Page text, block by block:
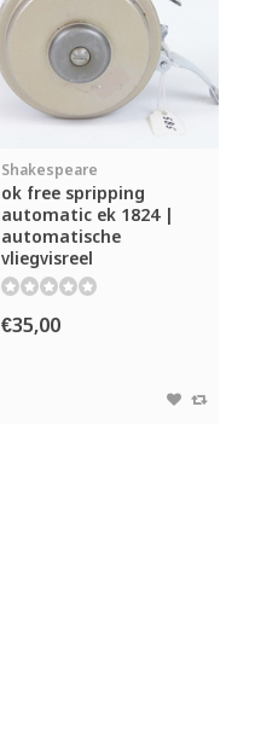
Shakespeare
ok free spripping
automatic ek 1824 |
automatische
vliegvisreel
€35,00